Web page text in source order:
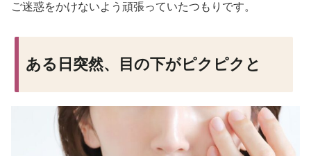
ご迷惑をかけないよう頑張っていたつもりです。
ある日突然、目の下がピクピクと